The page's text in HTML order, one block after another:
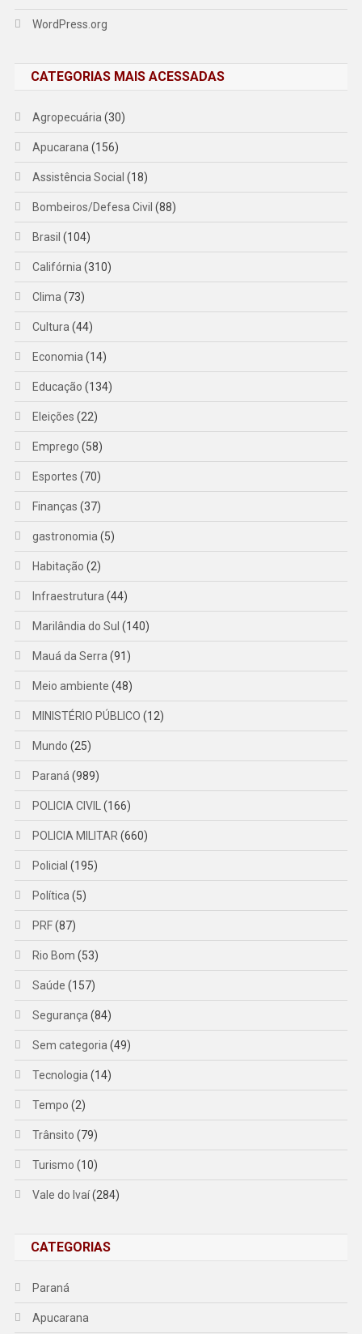
WordPress.org
CATEGORIAS MAIS ACESSADAS
Agropecuária (30)
Apucarana (156)
Assistência Social (18)
Bombeiros/Defesa Civil (88)
Brasil (104)
Califórnia (310)
Clima (73)
Cultura (44)
Economia (14)
Educação (134)
Eleições (22)
Emprego (58)
Esportes (70)
Finanças (37)
gastronomia (5)
Habitação (2)
Infraestrutura (44)
Marilândia do Sul (140)
Mauá da Serra (91)
Meio ambiente (48)
MINISTÉRIO PÚBLICO (12)
Mundo (25)
Paraná (989)
POLICIA CIVIL (166)
POLICIA MILITAR (660)
Policial (195)
Política (5)
PRF(87)
Rio Bom (53)
Saúde (157)
Segurança (84)
Sem categoria (49)
Tecnologia (14)
Tempo (2)
Trânsito (79)
Turismo (10)
Vale do Ivaí(284)
CATEGORIAS
Paraná
Apucarana